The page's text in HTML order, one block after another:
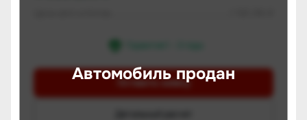
Автомобиль продан
Оставить заявку